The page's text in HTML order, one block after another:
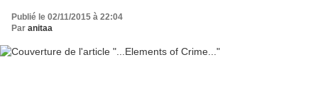
Publié le 02/11/2015 à 22:04
Par anitaa